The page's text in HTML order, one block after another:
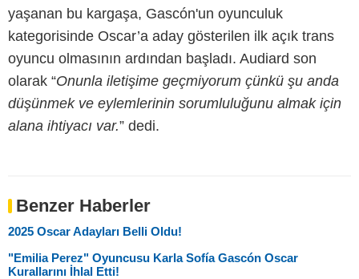
yaşanan bu kargaşa, Gascón'un oyunculuk
kategorisinde Oscar’a aday gösterilen ilk açık trans
oyuncu olmasının ardından başladı. Audiard son
olarak “Onunla iletişime geçmiyorum çünkü şu anda
düşünmek ve eylemlerinin sorumluluğunu almak için
alana ihtiyacı var.” dedi.
Benzer Haberler
2025 Oscar Adayları Belli Oldu!
"Emilia Perez" Oyuncusu Karla Sofía Gascón Oscar
Kurallarını İhlal Etti!